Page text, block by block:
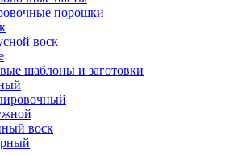
порошки
воск
шаблоны и заготовки
воск